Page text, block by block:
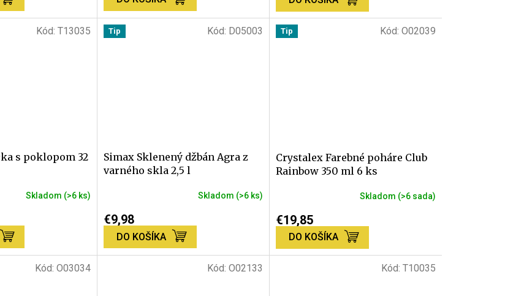
5,0
z
5
5,0
z
5
s poklopom 32
Skladom (>6 ks)
Kód: T13035 Tip
Simax Sklenený džbán Agra z
varného skla 2,5 l
produktu
5,0
Skladom (>6 ks)
€9,98
DO KOŠÍKA
Kód: D05003 Tip
Crystalex Farebné poháre Club
Rainbow 350 ml 6 ks
produktu
4,8
Skladom (>6 sada)
€19,85
DO KOŠÍKA
Kód: O02039
Kód: O03034 Kód: O02133 Kód: T10035